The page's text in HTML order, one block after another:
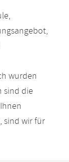
wurden
sind die
sind wir für